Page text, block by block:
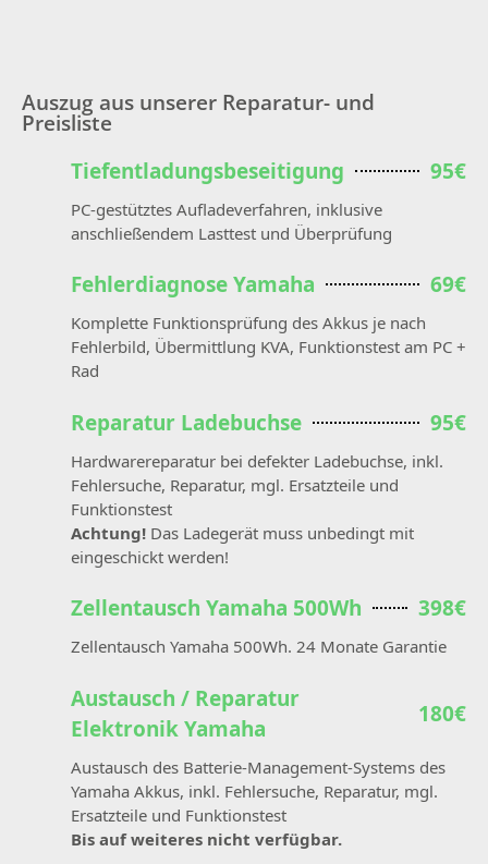
Auszug aus unserer Reparatur- und
Preisliste
Tiefentladungsbeseitigung
95€
PC-gestütztes Aufladeverfahren, inklusive
anschließendem Lasttest und Überprüfung
Fehlerdiagnose Yamaha 69€
Komplette Funktionsprüfung des Akkus je nach
Fehlerbild, Übermittlung KVA, Funktionstest am PC +
Rad
Reparatur Ladebuchse 95€
Hardwarereparatur bei defekter Ladebuchse, inkl.
Fehlersuche, Reparatur, mgl. Ersatzteile und
Funktionstest
Achtung! Das Ladegerät muss unbedingt mit
eingeschickt werden!
Zellentausch Yamaha 500Wh 398€
Zellentausch Yamaha 500Wh. 24 Monate Garantie
Austausch / Reparatur
Elektronik Yamaha
180€
Austausch des Batterie-Management-Systems des
Yamaha Akkus, inkl. Fehlersuche, Reparatur, mgl.
Ersatzteile und Funktionstest
Bis auf weiteres nicht verfügbar.